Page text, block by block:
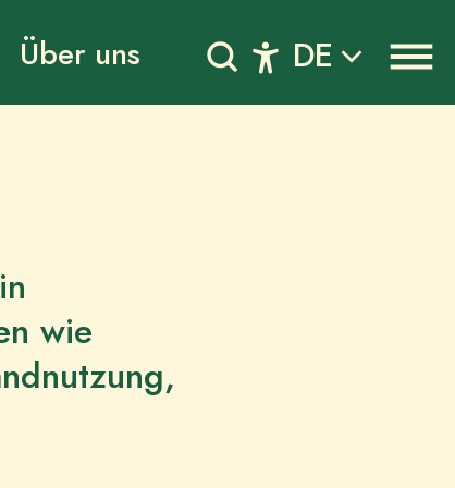
Über uns DE
wie